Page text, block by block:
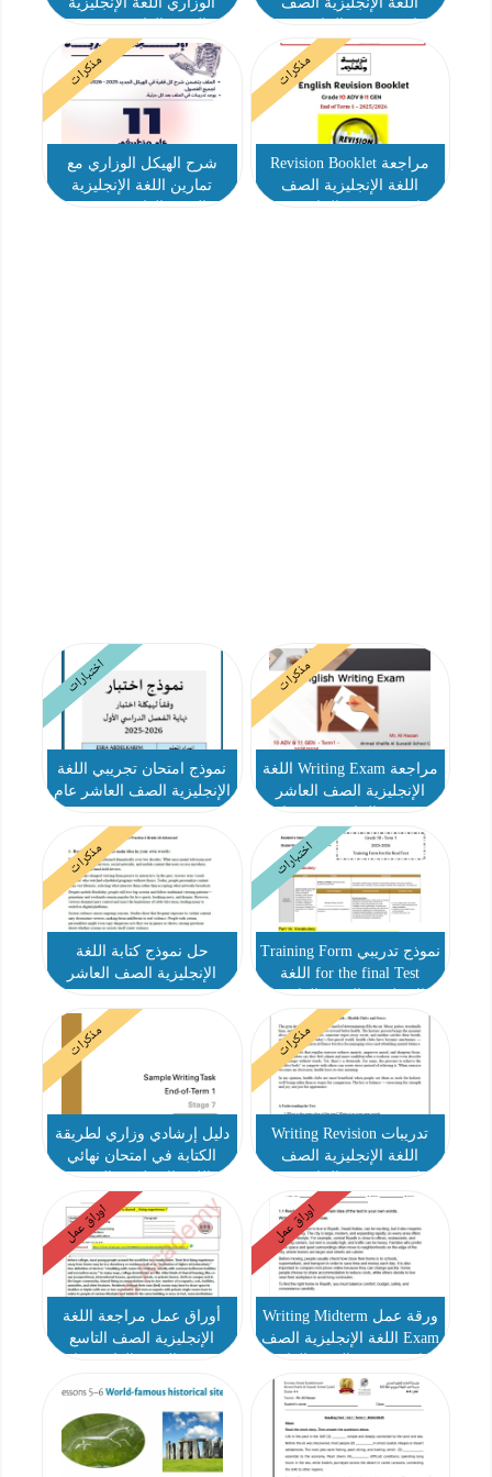
عام
والحادي عشر عام
مذكرات
مراجعة Revision Booklet
اللغة الإنجليزية الصف
مذكرات
شرح الهيكل الوزاري مع
تمارين اللغة الإنجليزية
مذكرات
مراجعة Writing Exam اللغة
الإنجليزية الصف العاشر
اختبارات
نموذج امتحان تجريبي اللغة
الإنجليزية الصف العاشر عام
اختبارات
نموذج تدريبي Training Form
for the final Test اللغة
مذكرات
حل نموذج كتابة اللغة
الإنجليزية الصف العاشر
مذكرات
تدريبات Writing Revision
اللغة الإنجليزية الصف
عام
مذكرات
دليل إرشادي وزاري لطريقة
الكتابة في امتحان نهائي
العاشر متقدم والحادي عشر
عام
اوراق عمل
ورقة عمل Writing Midterm
Exam اللغة الإنجليزية الصف
عام
اوراق عمل
أوراق عمل مراجعة اللغة
الإنجليزية الصف التاسع